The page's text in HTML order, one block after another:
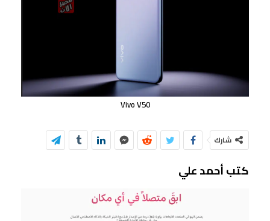
Vivo V50
شارك
كتب أحمد علي